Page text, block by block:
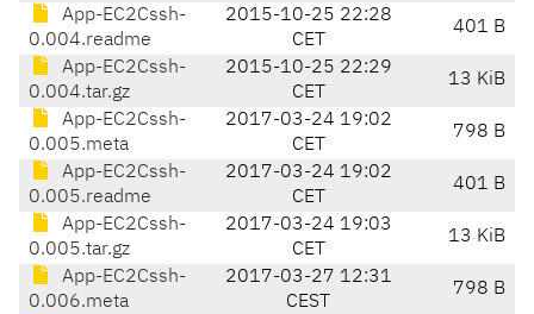
App-EC2Cssh-
0.004.readme
2015-10-25 22:28
CET
401 B
App-EC2Cssh-
0.004.tar.gz
2015-10-25 22:29
CET
13 KiB
App-EC2Cssh-
0.005.meta
2017-03-24 19:02
CET
798 B
App-EC2Cssh-
0.005.readme
2017-03-24 19:02
CET
401 B
App-EC2Cssh-
0.005.tar.gz
2017-03-24 19:03
CET
13 KiB
App-EC2Cssh-
0.006.meta
2017-03-27 12:31
CEST
798 B